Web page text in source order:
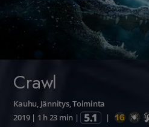
Crawl
Kauhu, Jännitys,Toiminta
2019| 1 h 23 min | |